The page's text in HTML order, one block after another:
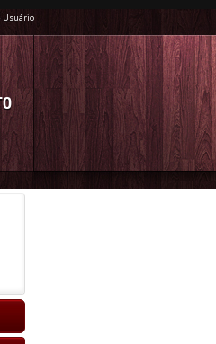
Usuário